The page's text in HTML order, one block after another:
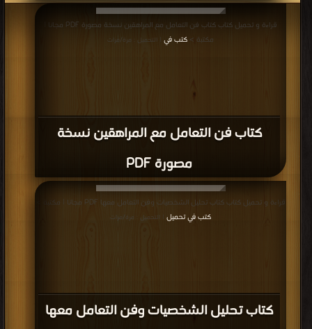
كتاب فن التعامل مع المراهقين نسخة
مصورة PDF
قراءة و تحميل كتاب كتاب فن التعامل مع المراهقين نسخة مصورة PDF مجانا |
مكتبة > كتب في | التحميل : مرة/مرات
كتاب تحليل الشخصيات وفن التعامل معها
قراءة و تحميل كتاب كتاب تحليل الشخصيات وفن التعامل معها PDF مجانا | مكتبة >
كتب في تحميل
| التحميل : مرة/مرات